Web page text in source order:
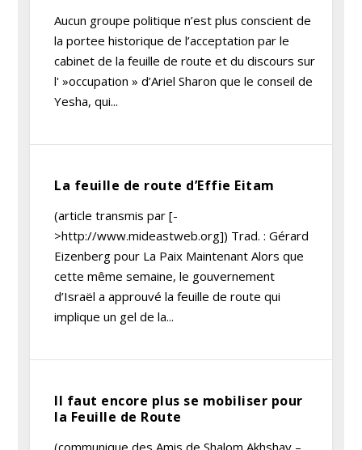
Aucun groupe politique n’est plus conscient de
la portee historique de l’acceptation par le
cabinet de la feuille de route et du discours sur
l' »occupation » d’Ariel Sharon que le conseil de
Yesha, qui...
La feuille de route d’Effie Eitam
(article transmis par [-
>http://www.mideastweb.org]) Trad. : Gérard
Eizenberg pour La Paix Maintenant Alors que
cette même semaine, le gouvernement
d’Israël a approuvé la feuille de route qui
implique un gel de la...
Il faut encore plus se mobiliser pour
la Feuille de Route
(communique des Amis de Shalom Akhshav –